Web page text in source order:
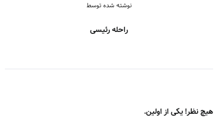
نوشته شده توسط
راحله رئیسی
هیچ نظر! یکی از اولین.